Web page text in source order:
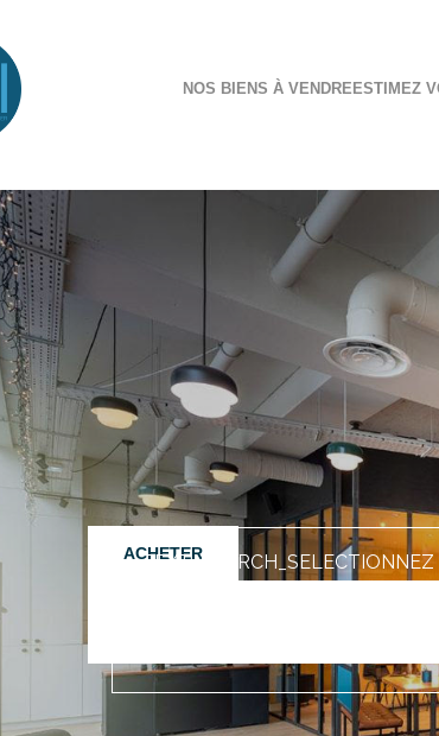
NOS BIENS À VENDRE ESTIMEZ
ACHETER
TEXT_SEARCH_SELECTIONNEZ